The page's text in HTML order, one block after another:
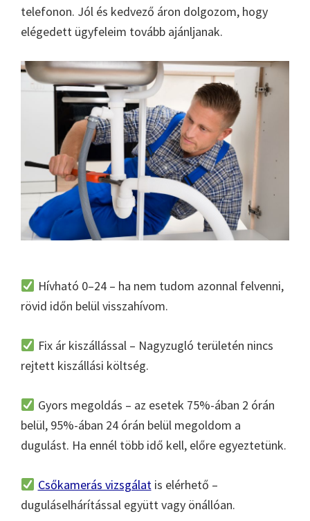
telefonon. Jól és kedvező áron dolgozom, hogy
elégedett ügyfeleim tovább ajánljanak.
Hívható 0–24 – ha nem tudom azonnal felvenni,
rövid időn belül visszahívom.
Fix ár kiszállással – Nagyzugló területén nincs
rejtett kiszállási költség.
Gyors megoldás – az esetek 75%-ában 2 órán
belül, 95%-ában 24 órán belül megoldom a
dugulást. Ha ennél több idő kell, előre egyeztetünk.
Csőkamerás vizsgálatis elérhető –
duguláselhárítással együtt vagy önállóan.